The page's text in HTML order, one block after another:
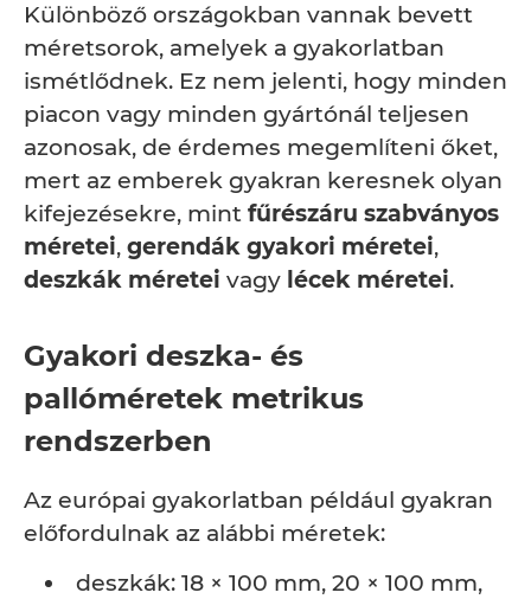
Különböző országokban vannak bevett
méretsorok, amelyek a gyakorlatban
ismétlődnek. Ez nem jelenti, hogy minden
piacon vagy minden gyártónál teljesen
azonosak, de érdemes megemlíteni őket,
mert az emberek gyakran keresnek olyan
kifejezésekre, mint fűrészáru szabványos
méretei, gerendák gyakori méretei,
deszkák méretei vagy lécek méretei.
Gyakori deszka- és
pallóméretek metrikus
rendszerben
Az európai gyakorlatban például gyakran
előfordulnak az alábbi méretek:
deszkák: 18 × 100 mm, 20 × 100 mm,